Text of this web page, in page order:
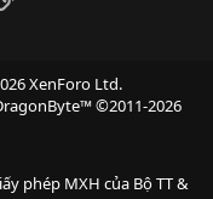
XenForo Ltd.
©2011-2026
phép MXH của Bộ TT &